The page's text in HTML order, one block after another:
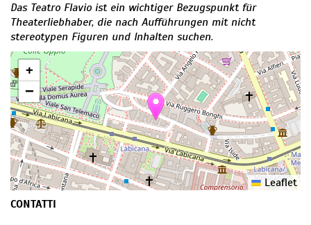
Das Teatro Flavio ist ein wichtiger Bezugspunkt für
Theaterliebhaber, die nach Aufführungen mit nicht
stereotypen Figuren und Inhalten suchen.
+
−
Leaflet
CONTATTI